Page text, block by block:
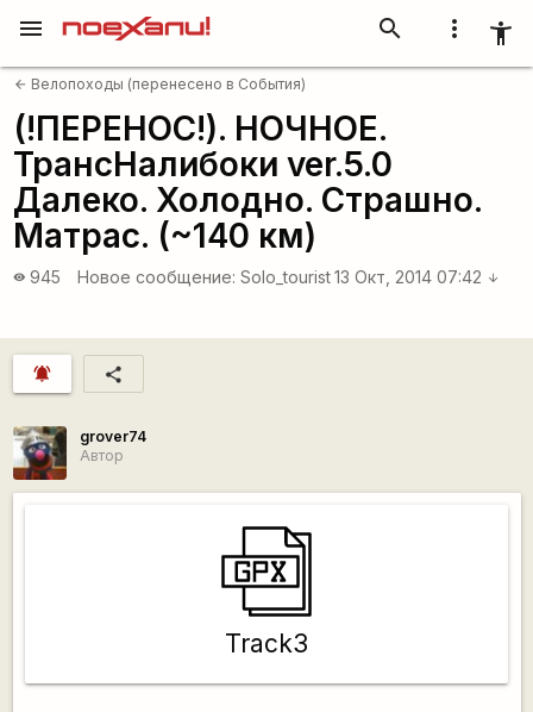
more_vert accessibility_new
search
menu
arrow_back Велопоходы (перенесено в События)
(!ПЕРЕНОС!). НОЧНОЕ.
ТрансНалибоки ver.5.0
Далеко. Холодно. Страшно.
Матрас. (~140 км)
visibility 945 Новое сообщение: Solo_tourist 13 Окт, 2014 07:42 arrow_downward
notifications_active share
grover74
Автор
Track3